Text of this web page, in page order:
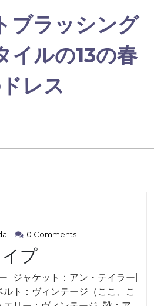
ブラッシング
イルの13の春
レス
khida0 Comments
プ
| ジャケット：アン・テイラー|
ト：ヴィンテージ（ここ、こ